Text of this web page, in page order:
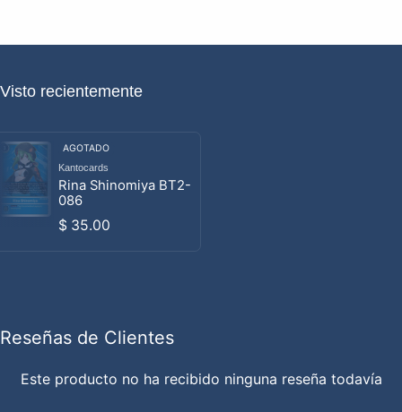
Visto recientemente
AGOTADO
Proveedor:
Kantocards
Rina Shinomiya BT2-
086
Precio habitual
$ 35.00
Reseñas de Clientes
Este producto no ha recibido ninguna reseña todavía